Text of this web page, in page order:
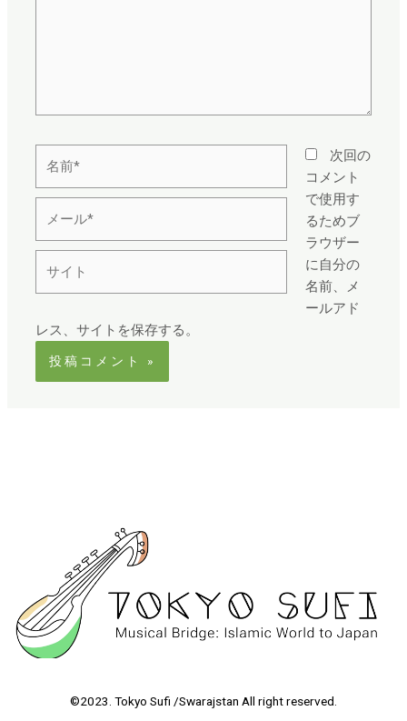
*
ー
ル
次回の
コメント
で使用す
るためブ
ラウザー
に自分の
名前、メ
ールアド
レス、サイトを保存する。
©2023. Tokyo Sufi /Swarajstan All right reserved.